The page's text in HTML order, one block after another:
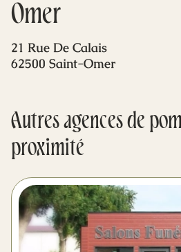
Omer
21 Rue De Calais
62500 Saint-Omer
Autres agences de
proximité